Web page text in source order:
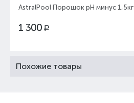
AstralPool Порошок pH минус 1,5кг
1 300 Р
Похожие товары